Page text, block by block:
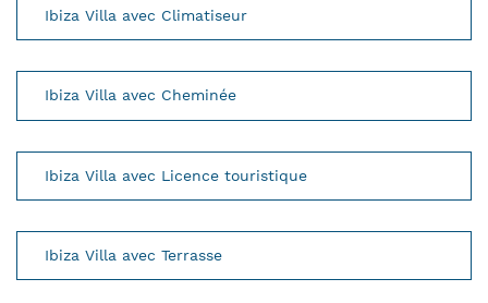
Ibiza Villa avec Climatiseur
Ibiza Villa avec Cheminée
Ibiza Villa avec Licence touristique
Ibiza Villa avec Terrasse